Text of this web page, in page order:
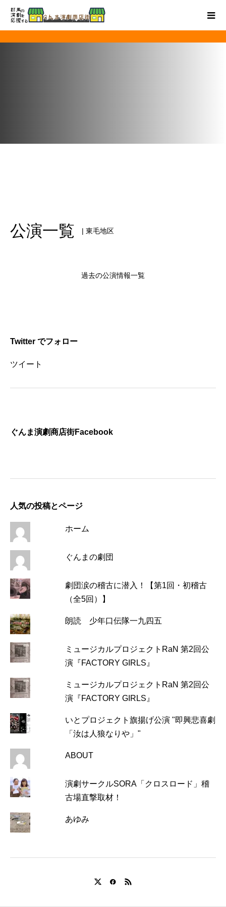
公演一覧 | 東毛地区
過去の公演情報一覧
Twitter でフォロー
ツイート
ぐんま演劇商店街Facebook
人気の投稿とページ
ホーム
ぐんまの劇団
劇団涙の稽古に潜入！【第1回・初稽古
（全5回）】
朗読 少年口伝隊一九四五
ミュージカルプロジェクトRaN 第2回公
演『FACTORY GIRLS』
ミュージカルプロジェクトRaN 第2回公
演『FACTORY GIRLS』
いとプロジェクト旗揚げ公演 "即興悲喜劇
「汝は人狼なりや」"
ABOUT
演劇サークルSORA「クロスロード」稽
古場直撃取材！
あゆみ